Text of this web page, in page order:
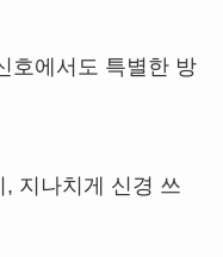
호에서도 특별한 방
지나치게 신경 쓰